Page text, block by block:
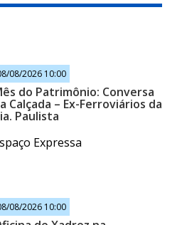
08/2026 10:00
do Patrimônio: Conversa
Calçada – Ex-Ferroviários da
Paulista
Expressa
08/2026 10:00